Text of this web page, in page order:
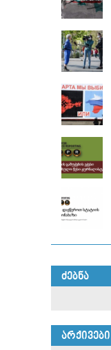
ᲫᲔᲑᲜᲐ
ᲐᲠᲥᲘᲕᲔᲑᲘ